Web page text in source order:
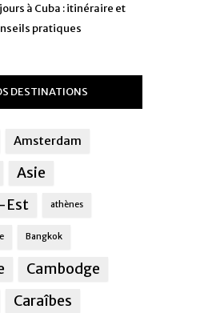
jours à Cuba : itinéraire et
pratiques
DESTINATIONS
Amsterdam
Asie
Est
athènes
Bangkok
Cambodge
Caraîbes